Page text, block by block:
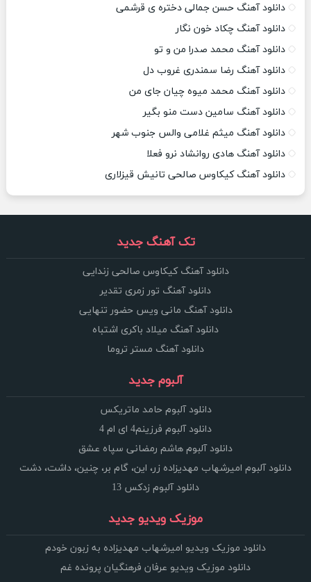
دانلود آهنگ حسن جمالی دختره ی قرشمی
دانلود آهنگ چکاد خون نگار
دانلود آهنگ محمد صدرا من و تو
دانلود آهنگ رضا سمندری غروب دل
دانلود آهنگ محمد میوه چیان جای من
دانلود آهنگ سامین دست منو بگیر
دانلود آهنگ میثم غلامی والس جنوب شهر
دانلود آهنگ هادی روانشاد نرو فعلا
دانلود آهنگ کیکاوس صالحی تانیش قیزلاری
تک آهنگ جدید
دانلود آهنگ کیکاوس صالحی زندایی
دانلود آهنگ تور زمری تقدیر
دانلود آهنگ مانی ویس حضور تنهایی
دانلود آهنگ میلاد باکری اشتباه
دانلود آهنگ مستر تروما
آلبوم جدید
دانلود آلبوم حامد ماتریکس
دانلود آلبوم فرزینم4 ای ام 4
دانلود آلبوم هاشم رمضانی سپاه عشق
دانلود آلبوم امیرشهاب مهدیزاده زر، این، گام بر، چنین، داشت، دشت
دانلود آلبوم زدکس 13
موزیک ویدیو جدید
دانلود موزیک ویدیو امیرشهاب مهدیزاده به زبون خودم
دانلود موزیک ویدیو عرفان فرهنگیان پرونده غم